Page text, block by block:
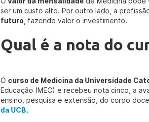
ser um custo alto. Por outro lado, a
futuro , fazendo valer o investimento.
Qual é a nota do
O curso de Medicina da Universidade
Educação (MEC) e recebeu nota cinco, a
ensino, pesquisa e extensão, do corpo
da UCB.